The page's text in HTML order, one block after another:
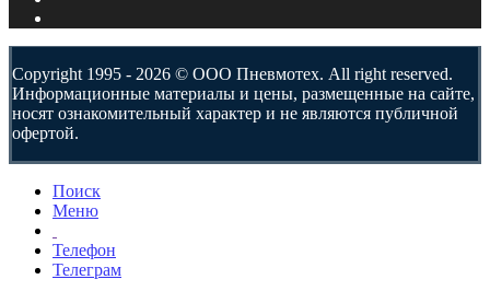
Copyright 1995 - 2026 © ООО Пневмотех. All right reserved.
Информационные материалы и цены, размещенные на сайте,
носят ознакомительный характер и не являются публичной
офертой.
Поиск
Меню
Телефон
Телеграм